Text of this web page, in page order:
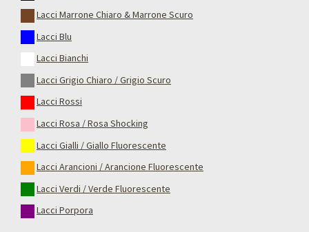
Lacci Marrone Chiaro & Marrone Scuro
Lacci Blu
Lacci Bianchi
Lacci Grigio Chiaro / Grigio Scuro
Lacci Rossi
Lacci Rosa / Rosa Shocking
Lacci Gialli / Giallo Fluorescente
Lacci Arancioni / Arancione Fluorescente
Lacci Verdi / Verde Fluorescente
Lacci Porpora